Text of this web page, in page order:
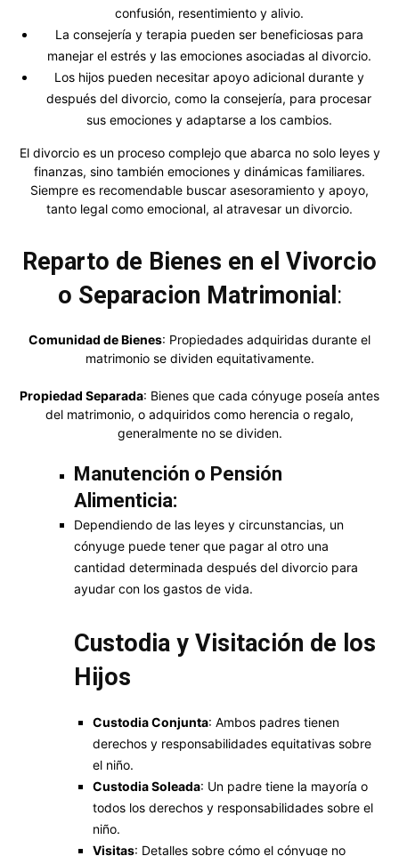
confusión, resentimiento y alivio.
La consejería y terapia pueden ser beneficiosas para
manejar el estrés y las emociones asociadas al divorcio.
Los hijos pueden necesitar apoyo adicional durante y
después del divorcio, como la consejería, para procesar
sus emociones y adaptarse a los cambios.
El divorcio es un proceso complejo que abarca no solo leyes y
finanzas, sino también emociones y dinámicas familiares.
Siempre es recomendable buscar asesoramiento y apoyo,
tanto legal como emocional, al atravesar un divorcio.
Reparto de Bienes en el Vivorcio
o Separacion Matrimonial :
Comunidad de Bienes: Propiedades adquiridas durante el
matrimonio se dividen equitativamente.
Propiedad Separada: Bienes que cada cónyuge poseía antes
del matrimonio, o adquiridos como herencia o regalo,
generalmente no se dividen.
Manutención o Pensión
Alimenticia:
Dependiendo de las leyes y circunstancias, un
cónyuge puede tener que pagar al otro una
cantidad determinada después del divorcio para
ayudar con los gastos de vida.
Custodia y Visitación de los
Hijos
Custodia Conjunta: Ambos padres tienen
derechos y responsabilidades equitativas sobre
el niño.
Custodia Soleada: Un padre tiene la mayoría o
todos los derechos y responsabilidades sobre el
niño.
Visitas: Detalles sobre cómo el cónyuge no